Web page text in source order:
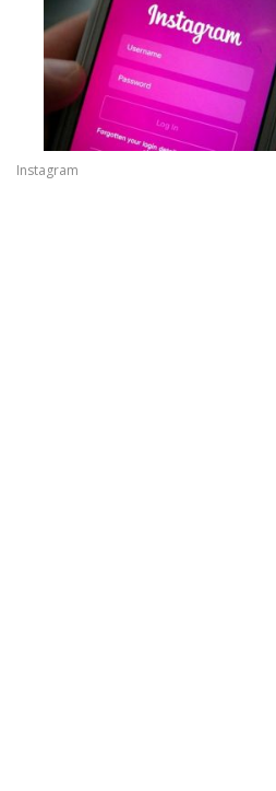
Instagram